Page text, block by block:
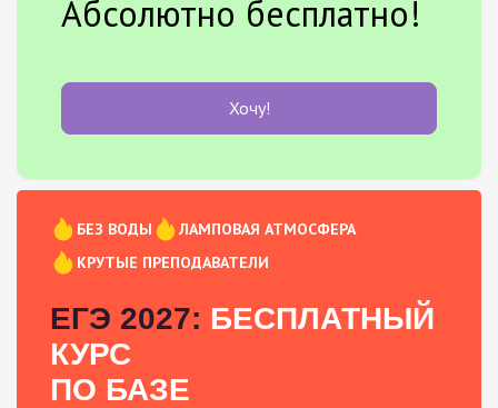
Абсолютно бесплатно!
Хочу!
БЕЗ ВОДЫ
ЛАМПОВАЯ АТМОСФЕРА
КРУТЫЕ ПРЕПОДАВАТЕЛИ
ЕГЭ 2027: БЕСПЛАТНЫЙ
КУРС
ПО БАЗЕ